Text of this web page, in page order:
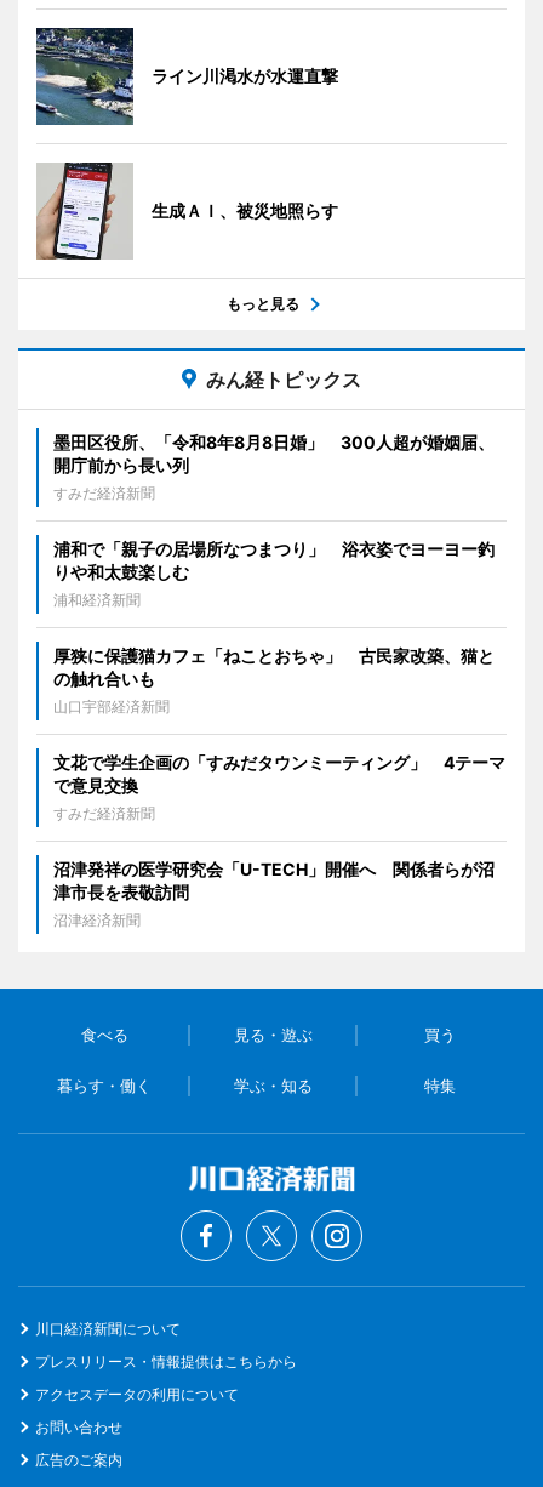
ライン川渇水が水運直撃
生成ＡＩ、被災地照らす
もっと見る
みん経トピックス
墨田区役所、「令和8年8月8日婚」 300人超が婚姻届、
開庁前から長い列
すみだ経済新聞
浦和で「親子の居場所なつまつり」 浴衣姿でヨーヨー釣
りや和太鼓楽しむ
浦和経済新聞
厚狭に保護猫カフェ「ねことおちゃ」 古民家改築、猫と
の触れ合いも
山口宇部経済新聞
文花で学生企画の「すみだタウンミーティング」 4テーマ
で意見交換
すみだ経済新聞
沼津発祥の医学研究会「U-TECH」開催へ 関係者らが沼
津市長を表敬訪問
沼津経済新聞
食べる 見る・遊ぶ 買う
暮らす・働く 学ぶ・知る 特集
川口経済新聞について
プレスリリース・情報提供はこちらから
アクセスデータの利用について
お問い合わせ
広告のご案内